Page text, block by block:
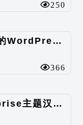
250
Site Kit 免费的WordPress数据统计插件
366
Clean Enterprise主题汉化包